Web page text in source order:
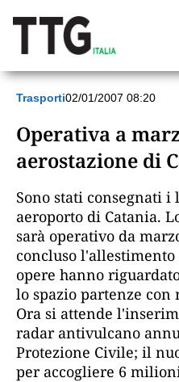
Trasporti02/01/2007 08:20
Operativa a
aerostazione di
Sono stati consegnati
aeroporto di Catania.
sarà operativo da
concluso
opere hanno
lo spazio partenze
Ora si attende
radar antivulcano
Protezione Civile; il
per accogliere 6